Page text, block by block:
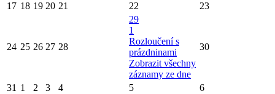
17 18 19 20 21 22 23
24 25 26 27 28
29
1
Rozloučení s
prázdninami
Zobrazit všechny
záznamy ze dne
30
31 1 2 3 4 5 6